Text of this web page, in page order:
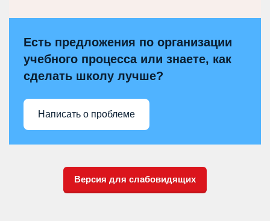
Есть предложения по организации
учебного процесса или знаете, как
сделать школу лучше?
Написать о проблеме
Версия для слабовидящих